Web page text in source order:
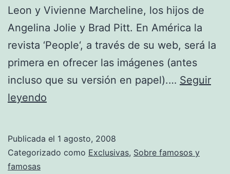
Leon y Vivienne Marcheline, los hijos de
Angelina Jolie y Brad Pitt. En América la
revista ‘People‘, a través de su web, será la
primera en ofrecer las imágenes (antes
incluso que su versión en papel).… Seguir
leyendo
Jolie-
Publicada el 1 agosto, 2008
Categorizado como Exclusivas, Sobre famosos y
famosas